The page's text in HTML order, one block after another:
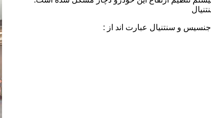
و سنتنیال عبارت اند از :